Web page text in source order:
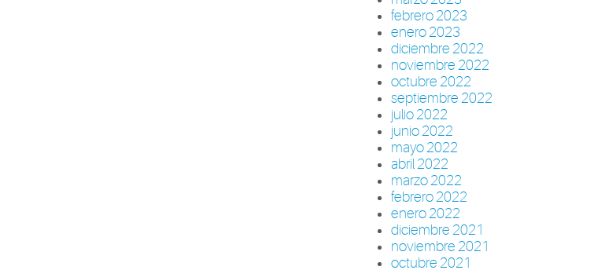
febrero 2023
enero 2023
diciembre 2022
noviembre 2022
octubre 2022
septiembre 2022
julio 2022
junio 2022
mayo 2022
abril 2022
marzo 2022
febrero 2022
enero 2022
diciembre 2021
noviembre 2021
octubre 2021